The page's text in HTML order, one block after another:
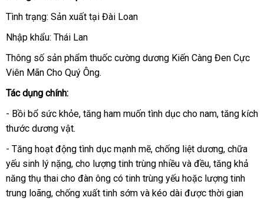
Tình trạng: Sản xuất tại Đài Loan
Nhập khẩu: Thái Lan
Thông số sản phẩm thuốc cường dương Kiến Càng Đen Cực
Viên Mãn Cho Quý Ông.
Tác dụng chính:
- Bồi bổ sức khỏesiêu
, tăng ham muốn tình dục cho namonline
, tăng kích
thước dương vậtđặt
mua
.
- Tăng hoạt động tình dục mạnh mẽở
đâu
uy
tín
, chống liệt dươngnơi
bán
, chữa
yếu sinh lý nặngsử
dụng
, cho lượng tinh trùng nhiều và đềugiá
rẻ
, tăng khả
năng thụ thai cho đàn ông có tinh trùng yếu sản
xuất
hoặc lượng tinh
trung loãngđánh
, chống xuất tinh sớm và kéo dài đăng
được thời gian